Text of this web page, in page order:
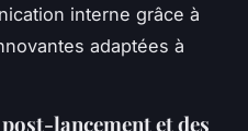
interne grâce à
adaptées à
lancement et des